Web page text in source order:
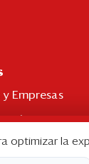
Empresas
y Finanzas
optimizar la